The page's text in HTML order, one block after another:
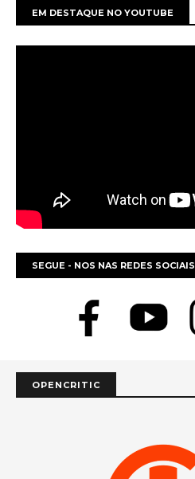
EM DESTAQUE NO YOUTUBE
SEGUE - NOS NAS REDES SOCIAIS
OPENCRITIC